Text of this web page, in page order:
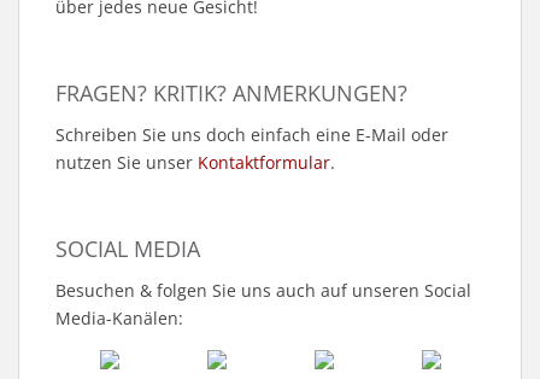
über jedes neue Gesicht!
FRAGEN? KRITIK? ANMERKUNGEN?
Schreiben Sie uns doch einfach eine E-Mail oder
nutzen Sie unser Kontaktformular.
SOCIAL MEDIA
Besuchen & folgen Sie uns auch auf unseren Social
Media-Kanälen: